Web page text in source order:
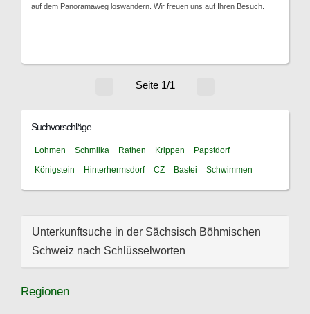
auf dem Panoramaweg loswandern. Wir freuen uns auf Ihren Besuch.
Seite 1/1
Suchvorschläge
Lohmen Schmilka Rathen Krippen
Papstdorf
Königstein
Hinterhermsdorf CZ Bastei Schwimmen
Unterkunftsuche in der Sächsisch Böhmischen
Schweiz nach Schlüsselworten
Regionen